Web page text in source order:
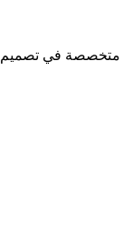
في تصميم